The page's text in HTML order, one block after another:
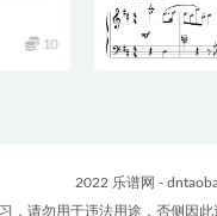
10
2022 乐谱网 -
，请勿用于违法用途，否侧因